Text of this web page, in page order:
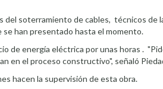
soterramiento de cables, técnicos de
se han presentado hasta el momento.
de energía eléctrica por unas horas .
el proceso constructivo", señaló
hacen la supervisión de esta obra.